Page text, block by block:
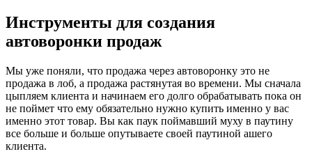
Инструменты для создания
автоворонки продаж
Мы уже поняли, что продажа через автоворонку это не
продажа в лоб, а продажа растянутая во времени. Мы сначала
цыпляем клиента и начинаем его долго обрабатывать пока он
не поймет что ему обязательно нужно купить именно у вас
именно этот товар. Вы как паук поймавший муху в паутину
все больше и больше опутываете своей паутиной ашего
клиента.